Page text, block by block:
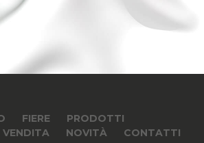
FIERE
PRODOTTI
VENDITA
NOVITÀ CONTATTI